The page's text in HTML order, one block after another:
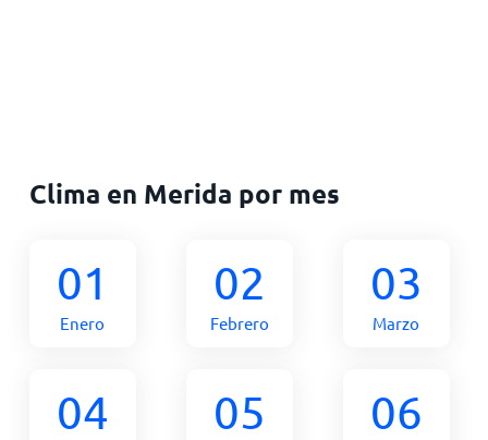
Clima en Merida por mes
01
Enero
02
Febrero
03
Marzo
04 05 06